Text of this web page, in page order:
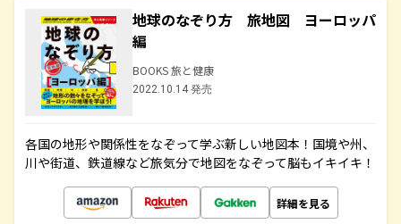
地球のなぞり方 旅地図 ヨーロッパ
編
BOOKS 旅と健康
2022.10.14 発売
各国の地形や関係性をなぞって学ぶ新しい地図本！国境や州、
川や街道、鉄道線など旅気分で地図をなぞって脳もイキイキ！
詳細を見る